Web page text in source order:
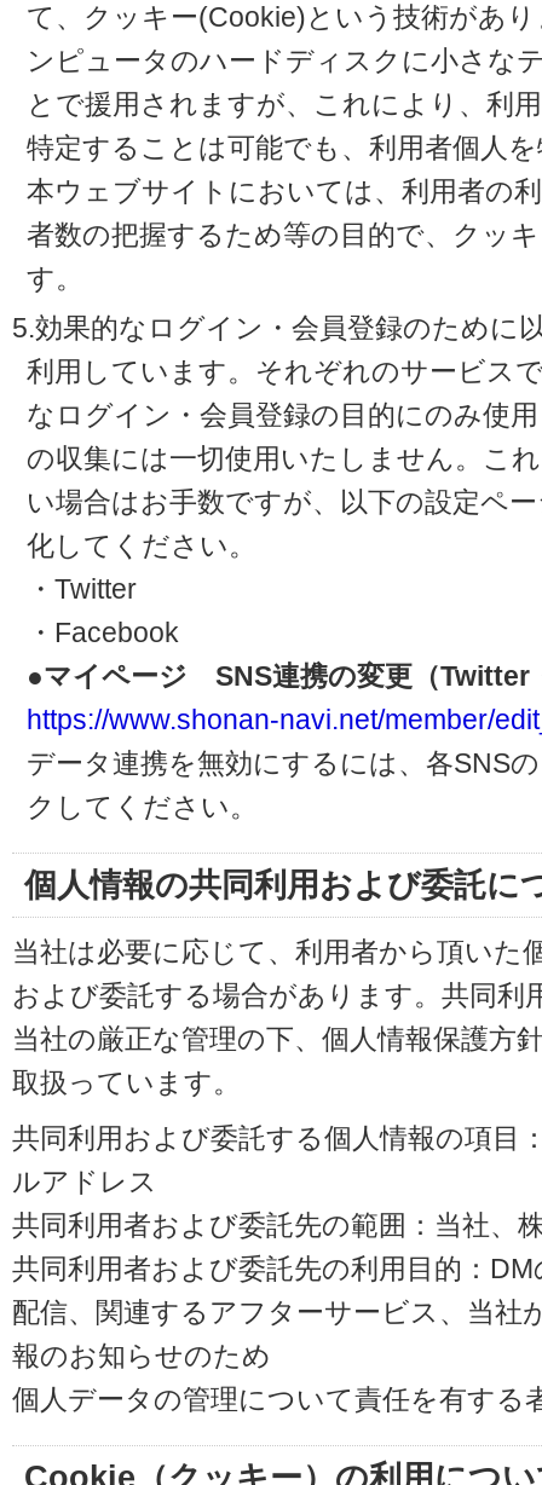
て、クッキー(Cookie)という技術があ
ンピュータのハードディスクに小さな
とで援用されますが、これにより、利
特定することは可能でも、利用者個人
本ウェブサイトにおいては、利用者の
者数の把握するため等の目的で、クッ
す。
5.効果的なログイン・会員登録のために
利用しています。それぞれのサービス
なログイン・会員登録の目的にのみ使
の収集には一切使用いたしません。こ
い場合はお手数ですが、以下の設定ペ
化してください。
・Twitter
・Facebook
●マイページ SNS連携の変更（Twitter
https://www.shonan-navi.net/member/
データ連携を無効にするには、各SNS
クしてください。
個人情報の共同利用および委託に
当社は必要に応じて、利用者から頂いた
および委託する場合があります。共同利
当社の厳正な管理の下、個人情報保護方
取扱っています。
共同利用および委託する個人情報の項目
ルアドレス
共同利用者および委託先の範囲：当社、
共同利用者および委託先の利用目的：
配信、関連するアフターサービス、当社
報のお知らせのため
個人データの管理について責任を有する
Cookie（クッキー）の利用につ